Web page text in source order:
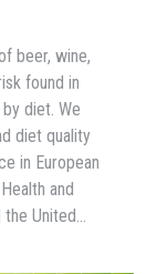
beer, wine,
found in
diet. We
diet quality
in European
and
United…